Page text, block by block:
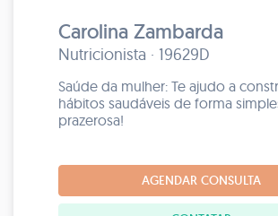
Carolina Zambarda
Nutricionista · 19629D
Saúde da mulher: Te ajudo a
hábitos saudáveis ​​de forma
prazerosa!
AGENDAR CONSULTA